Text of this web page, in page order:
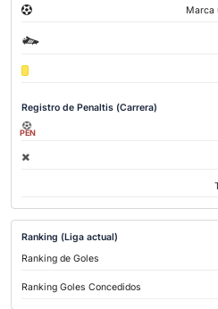
Marca
Registro de Penaltis (Carrera)
PEN
Ranking (Liga actual)
Ranking de Goles
Ranking Goles Concedidos